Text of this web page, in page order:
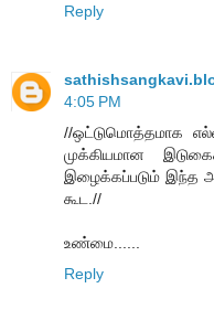
Reply
4:05 PM
//ஒட்டுமொத்தமாக
முக்கியமான
இழைக்கப்படும் இந்த
கூட.//
உண்மை......
Reply